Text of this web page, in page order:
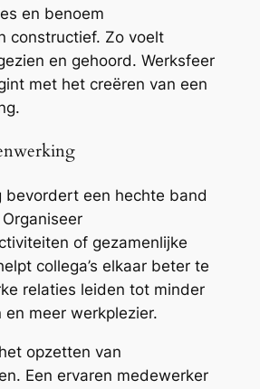
en benoem
constructief. Zo voelt
en gehoord. Werksfeer
met het creëren van een
bevordert een hechte band
of gezamenlijke
collega’s elkaar beter te
relaties leiden tot minder
meer werkplezier.
opzetten van
Een ervaren medewerker